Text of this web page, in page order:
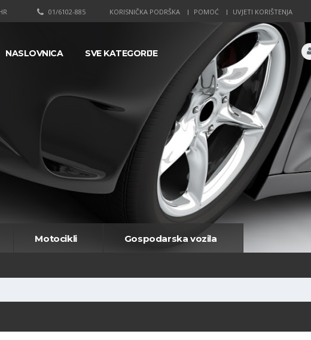
KORISNIČKA PODRŠKA POMOĆ UVJETI KORIŠTENJA
01/6102-885
NASLOVNICA SVE KATEGORIJE
Motocikli Gospodarska vozila